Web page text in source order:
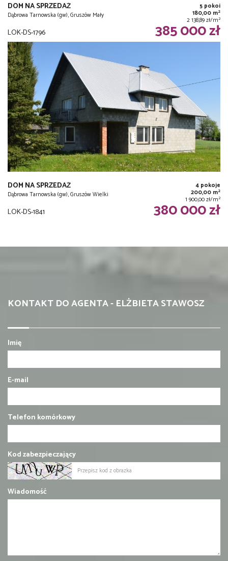
DOM NA SPRZEDAŻ
Dąbrowa Tarnowska (gw), Gruszów Mały
5 pokoi
180,00 m2
2 138,89 zł/m2
LOK-DS-1796 385 000 zł
DOM NA SPRZEDAŻ
Dąbrowa Tarnowska (gw), Gruszów Wielki
4 pokoje
200,00 m2
1 900,00 zł/m2
LOK-DS-1841 380 000 zł
KONTAKT DO AGENTA - ELŻBIETA STAWOSZ
Imię
E-mail
Telefon komórkowy
Kod zabezpieczający
Wiadomość